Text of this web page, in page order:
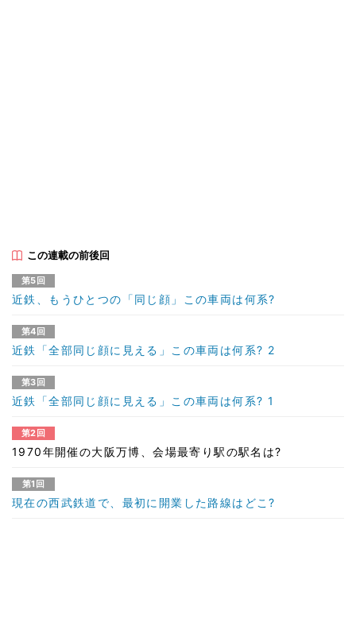
この連載の前後回
第5回
近鉄、もうひとつの「同じ顔」この車両は何系?
第4回
近鉄「全部同じ顔に見える」この車両は何系? 2
第3回
近鉄「全部同じ顔に見える」この車両は何系? 1
第2回
1970年開催の大阪万博、会場最寄り駅の駅名は?
第1回
現在の西武鉄道で、最初に開業した路線はどこ?